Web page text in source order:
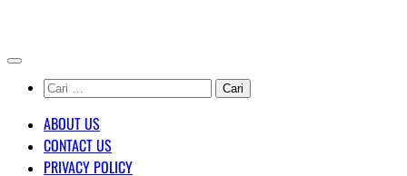
content
Cari
untuk:
ABOUT US
CONTACT US
PRIVACY POLICY